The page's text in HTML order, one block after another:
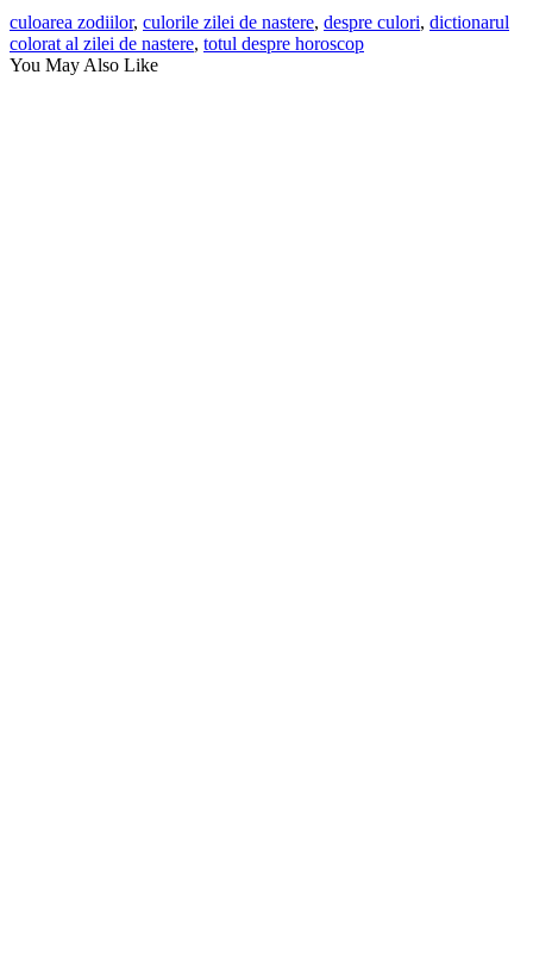
culoarea zodiilor, culorile zilei de nastere, despre culori, dictionarul
colorat al zilei de nastere, totul despre horoscop
You May Also Like